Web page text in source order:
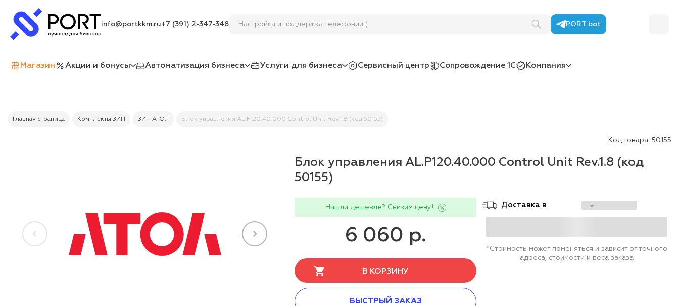
info@portkkm.ru+7 (391) 2-347-348 Настройка и поддержка телефонии (АТС PORT bot
Магазин Акции и бонусы Автоматизация бизнеса Услуги для бизнеса Сервисный центр Сопровождение 1С Компания
Главная страница Комплекты ЗИП ЗИП АТОЛ Блок управления AL.P120.40.000 Control Unit Rev.1.8 (код 50155)
Код товара: 50155
Блок управления AL.P120.40.000 Control Unit Rev.1.8 (код
50155)
Нашли дешевле? Снизим цену!
6 060 р.
В КОРЗИНУ
БЫСТРЫЙ ЗАКАЗ
Доставка в
*Стоимость может поменяться и зависит от точного
адреса, стоимости и веса заказа